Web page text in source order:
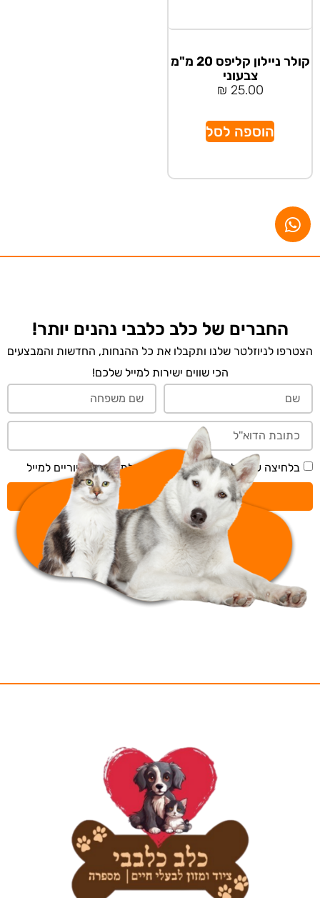
קולר ניילון קליפס 20 מ"מ
צבעוני
25.00
₪
הוספה לסל
החברים של כלב כלבבי נהנים יותר!
הצטרפו לניוזלטר שלנו ותקבלו את כל ההנחות, החדשות והמבצעים
הכי שווים ישירות למייל שלכם!
בלחיצה על 'שליחה' אני מאשר/ת קבלת תכנים דיוריים למייל
שליחה